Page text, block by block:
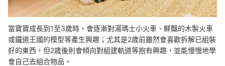
當寶寶成長到1至3歲時，會逐漸對湯瑪士小火車、鮮豔的木製火車
或鐵道王國的模型等產生興趣；尤其是2歲前雖然會喜歡拆解已組裝
好的東西，但2歲後則會傾向對組建軌道等抱有興趣，並能慢慢地學
會自己去組合物品。